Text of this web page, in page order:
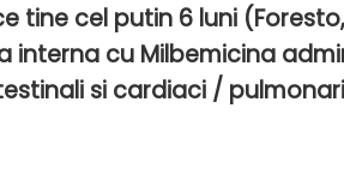
tine cel putin 6 luni
interna cu Milbemicina
si cardiaci /